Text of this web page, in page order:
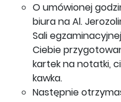
O umówionej
biura na Al.
Sali
Ciebie
kartek na notatki,
kawka.
Następnie